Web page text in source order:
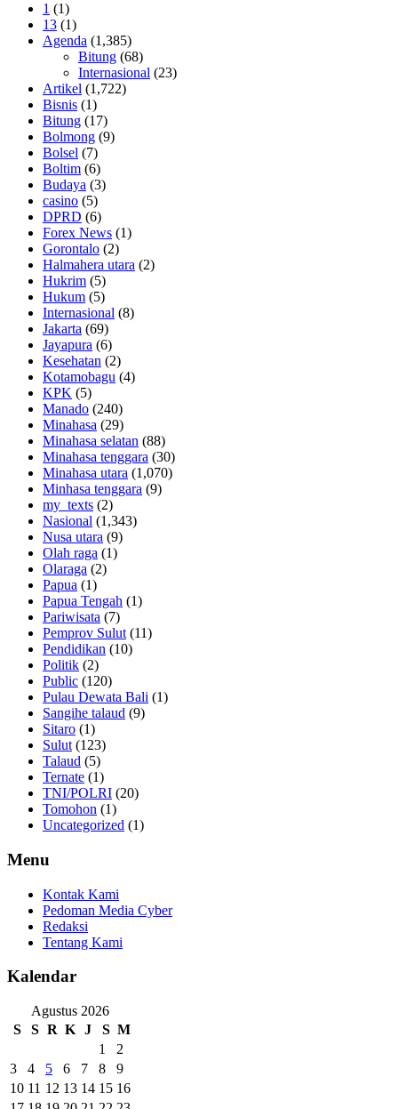
1 (1)
13 (1)
Agenda (1,385)
Bitung (68)
Internasional (23)
Artikel (1,722)
Bisnis (1)
Bitung (17)
Bolmong (9)
Bolsel (7)
Boltim (6)
Budaya (3)
casino (5)
DPRD (6)
Forex News (1)
Gorontalo (2)
Halmahera utara (2)
Hukrim (5)
Hukum (5)
Internasional (8)
Jakarta (69)
Jayapura (6)
Kesehatan (2)
Kotamobagu (4)
KPK (5)
Manado (240)
Minahasa (29)
Minahasa selatan (88)
Minahasa tenggara (30)
Minahasa utara (1,070)
Minhasa tenggara (9)
my_texts (2)
Nasional (1,343)
Nusa utara (9)
Olah raga (1)
Olaraga (2)
Papua (1)
Papua Tengah (1)
Pariwisata (7)
Pemprov Sulut (11)
Pendidikan (10)
Politik (2)
Public (120)
Pulau Dewata Bali (1)
Sangihe talaud (9)
Sitaro (1)
Sulut (123)
Talaud (5)
Ternate (1)
TNI/POLRI (20)
Tomohon (1)
Uncategorized (1)
Menu
Kontak Kami
Pedoman Media Cyber
Redaksi
Tentang Kami
Kalendar
Agustus 2026
S
S R K J S M
1
2
3
4 5 6 7 8
9
10 11 12 13 14 15 16